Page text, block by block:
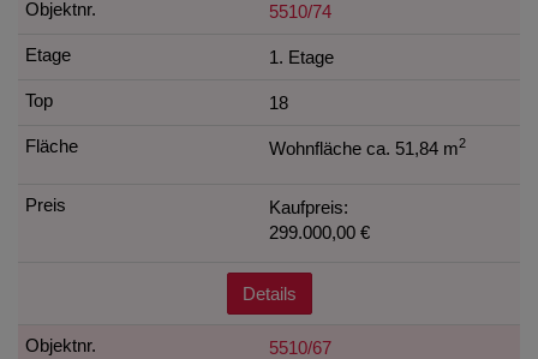
5510/74
1. Etage
18
Wohnfläche ca. 51,84 m2
Kaufpreis:
299.000,00 €
Details
5510/67